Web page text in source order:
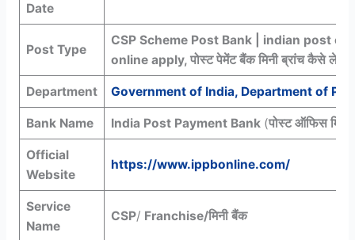
Date
Post Type
CSP Scheme Post Bank | indian post
online apply, पोस्ट पेमेंट बैंक मिनी ब्रांच कैसे ले
Department Government of India, Department of
Bank Name India Post Payment Bank(पोस्ट ऑफिस
Official
Website
https://www.ippbonline.com/
Service
Name
CSP/ Franchise/मिनी बैंक